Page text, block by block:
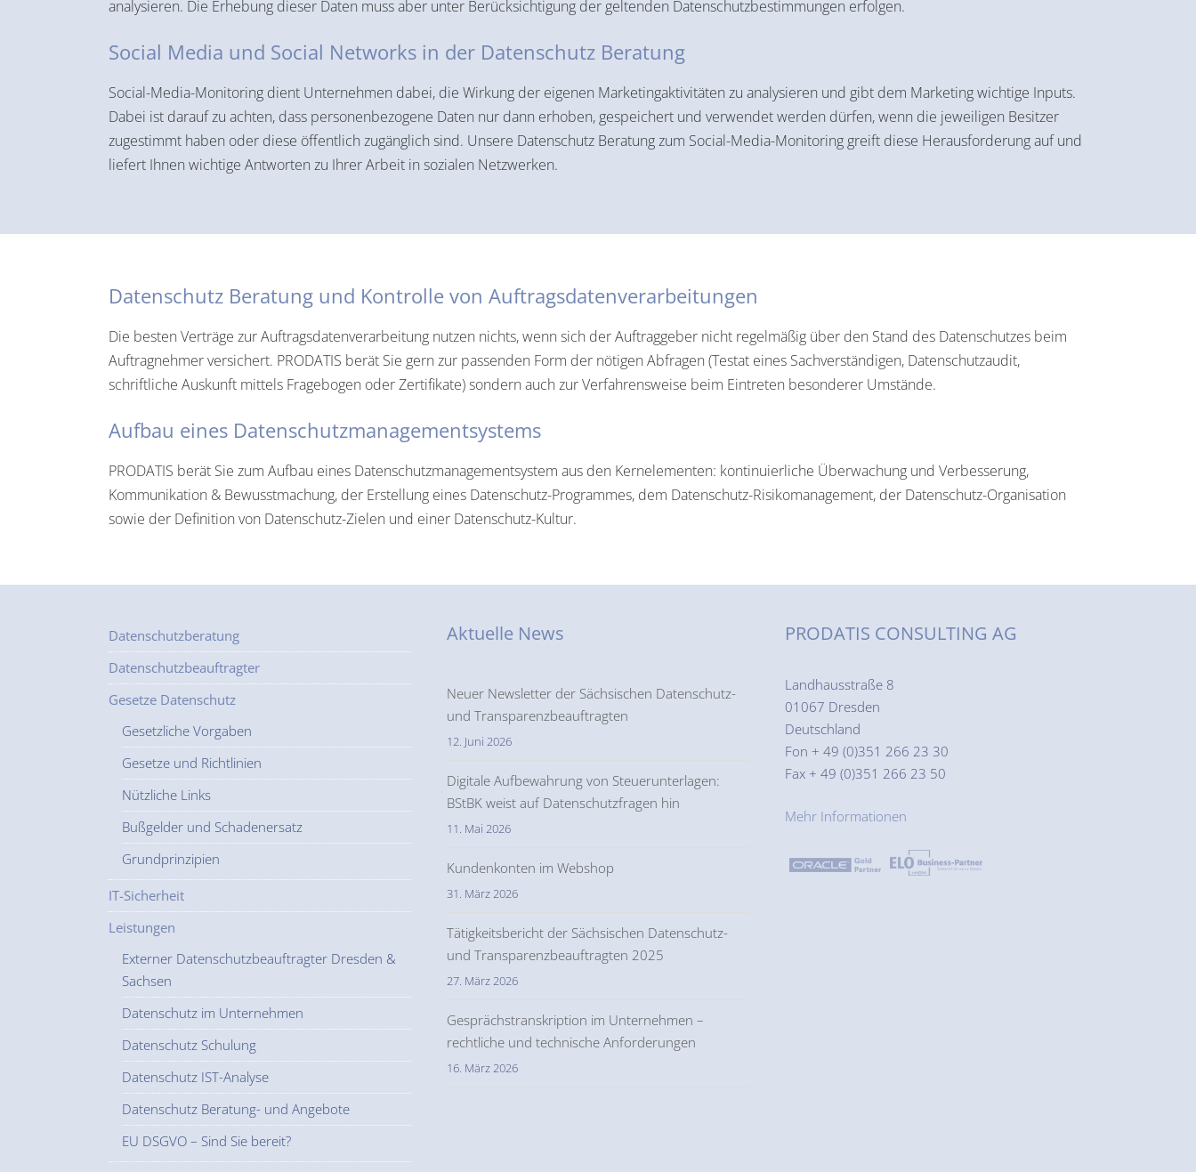
analysieren. Die Erhebung dieser Daten muss aber unter Berücksichtigung der geltenden Datenschutzbestimmungen erfolgen.
Social Media und Social Networks in der Datenschutz Beratung
Social-Media-Monitoring dient Unternehmen dabei, die Wirkung der eigenen Marketingaktivitäten zu analysieren und gibt dem Marketing wichtige Inputs.
Dabei ist darauf zu achten, dass personenbezogene Daten nur dann erhoben, gespeichert und verwendet werden dürfen, wenn die jeweiligen Besitzer
zugestimmt haben oder diese öffentlich zugänglich sind. Unsere Datenschutz Beratung zum Social-Media-Monitoring greift diese Herausforderung auf und
liefert Ihnen wichtige Antworten zu Ihrer Arbeit in sozialen Netzwerken.
Datenschutz Beratung und Kontrolle von Auftragsdatenverarbeitungen
Die besten Verträge zur Auftragsdatenverarbeitung nutzen nichts, wenn sich der Auftraggeber nicht regelmäßig über den Stand des Datenschutzes beim
Auftragnehmer versichert. PRODATIS berät Sie gern zur passenden Form der nötigen Abfragen (Testat eines Sachverständigen, Datenschutzaudit,
schriftliche Auskunft mittels Fragebogen oder Zertifikate) sondern auch zur Verfahrensweise beim Eintreten besonderer Umstände.
Aufbau eines Datenschutzmanagementsystems
PRODATIS berät Sie zum Aufbau eines Datenschutzmanagementsystem aus den Kernelementen: kontinuierliche Überwachung und Verbesserung,
Kommunikation & Bewusstmachung, der Erstellung eines Datenschutz-Programmes, dem Datenschutz-Risikomanagement, der Datenschutz-Organisation
sowie der Definition von Datenschutz-Zielen und einer Datenschutz-Kultur.
Datenschutzberatung
Datenschutzbeauftragter
Gesetze Datenschutz
Gesetzliche Vorgaben
Gesetze und Richtlinien
Nützliche Links
Bußgelder und Schadenersatz
Grundprinzipien
IT-Sicherheit
Leistungen
Externer Datenschutzbeauftragter Dresden &
Sachsen
Datenschutz im Unternehmen
Datenschutz Schulung
Datenschutz IST-Analyse
Datenschutz Beratung- und Angebote
EU DSGVO – Sind Sie bereit?
Aktuelle News
Neuer Newsletter der Sächsischen Datenschutz-
und Transparenzbeauftragten
12. Juni 2026
Digitale Aufbewahrung von Steuerunterlagen:
BStBK weist auf Datenschutzfragen hin
11. Mai 2026
Kundenkonten im Webshop
31. März 2026
Tätigkeitsbericht der Sächsischen Datenschutz-
und Transparenzbeauftragten 2025
27. März 2026
Gesprächstranskription im Unternehmen –
rechtliche und technische Anforderungen
16. März 2026
PRODATIS CONSULTING AG
Landhausstraße 8
01067 Dresden
Deutschland
Fon + 49 (0)351 266 23 30
Fax + 49 (0)351 266 23 50
Mehr Informationen